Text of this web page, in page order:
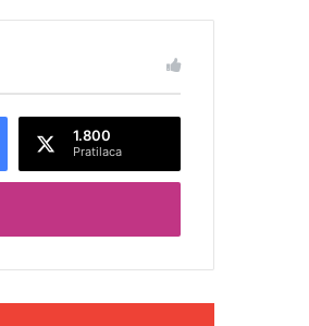
1.800
Pratilaca